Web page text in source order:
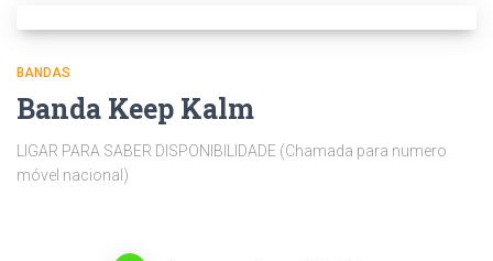
BANDAS
Banda Keep Kalm
LIGAR PARA SABER DISPONIBILIDADE (Chamada para numero
móvel nacional)